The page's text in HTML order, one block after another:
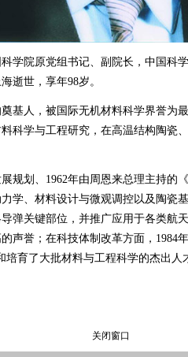
院原党组书记、副院长，中国科
逝世，享年98岁。
人，被国际无机材料科学界誉为
科学与工程研究，在高温结构陶瓷
划、1962年由周恩来总理主持的
学、材料设计与微观调控以及陶瓷
弹关键部位，并推广应用于各类航
声誉；在科技体制改革方面，1984
育了大批材料与工程科学的杰出人
关闭窗口